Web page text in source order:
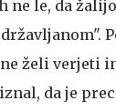
ne le, da
ne želi
da je